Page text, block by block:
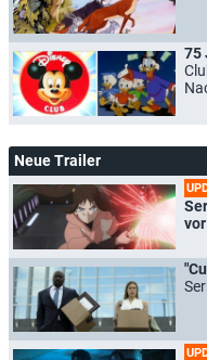
75
Neue Trailer
vor